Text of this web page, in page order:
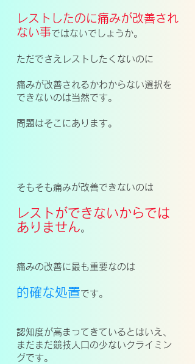
レストしたのに痛みが改善され
ない事ではないでしょうか。
ただでさえレストしたくないのに
痛みが改善されるかわからない選択を
できないのは当然です。
問題はそこにあります。
そもそも痛みが改善できないのは
レストができないからでは
ありません。
痛みの改善に最も重要なのは
的確な処置です。
認知度が高まってきているとはいえ、
まだまだ競技人口の少ないクライミン
グです。